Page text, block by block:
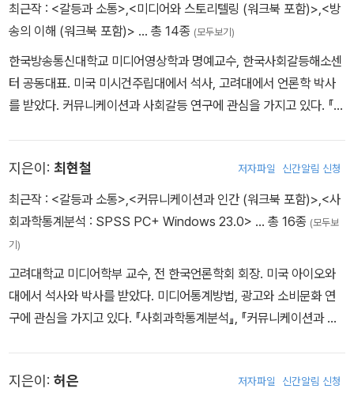
최근작 : <갈등과 소통>,<미디어와 스토리텔링 (워크북 포함)>,<방
송의 이해 (워크북 포함)> … 총 14종 (모두보기)
한국방송통신대학교 미디어영상학과 명예교수, 한국사회갈등해소센
터 공동대표. 미국 미시건주립대에서 석사, 고려대에서 언론학 박사
를 받았다. 커뮤니케이션과 사회갈등 연구에 관심을 가지고 있다. 『스
지은이: 최현철 저자파일 신간알림 신청
최근작 : <갈등과 소통>,<커뮤니케이션과 인간 (워크북 포함)>,<사
회과학통계분석 : SPSS PC+ Windows 23.0> … 총 16종 (모두보
기)
고려대학교 미디어학부 교수, 전 한국언론학회 회장. 미국 아이오와
대에서 석사와 박사를 받았다. 미디어통계방법, 광고와 소비문화 연
구에 관심을 가지고 있다. 『사회과학통계분석』, 『커뮤니케이션과 인
지은이: 허은 저자파일 신간알림 신청